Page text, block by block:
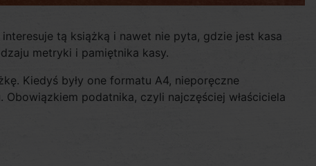
tą książką i nawet nie pyta, gdzie jest kasa
metryki i pamiętnika kasy.
Kiedyś były one formatu A4, nieporęczne
podatnika, czyli najczęściej właściciela